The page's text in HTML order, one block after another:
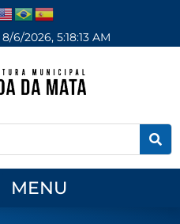
8/6/2026, 5:18:13 AM
MENU